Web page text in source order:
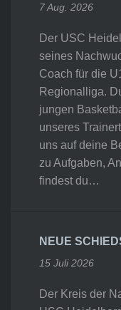
7 Aug. 2026
Der USC
seines
Coach für die
Regionalliga.
jungen
unseres
uns auf deine
zu Aufgaben,
findest du…
NEUE
15 Juli 2026
Der Kreis der